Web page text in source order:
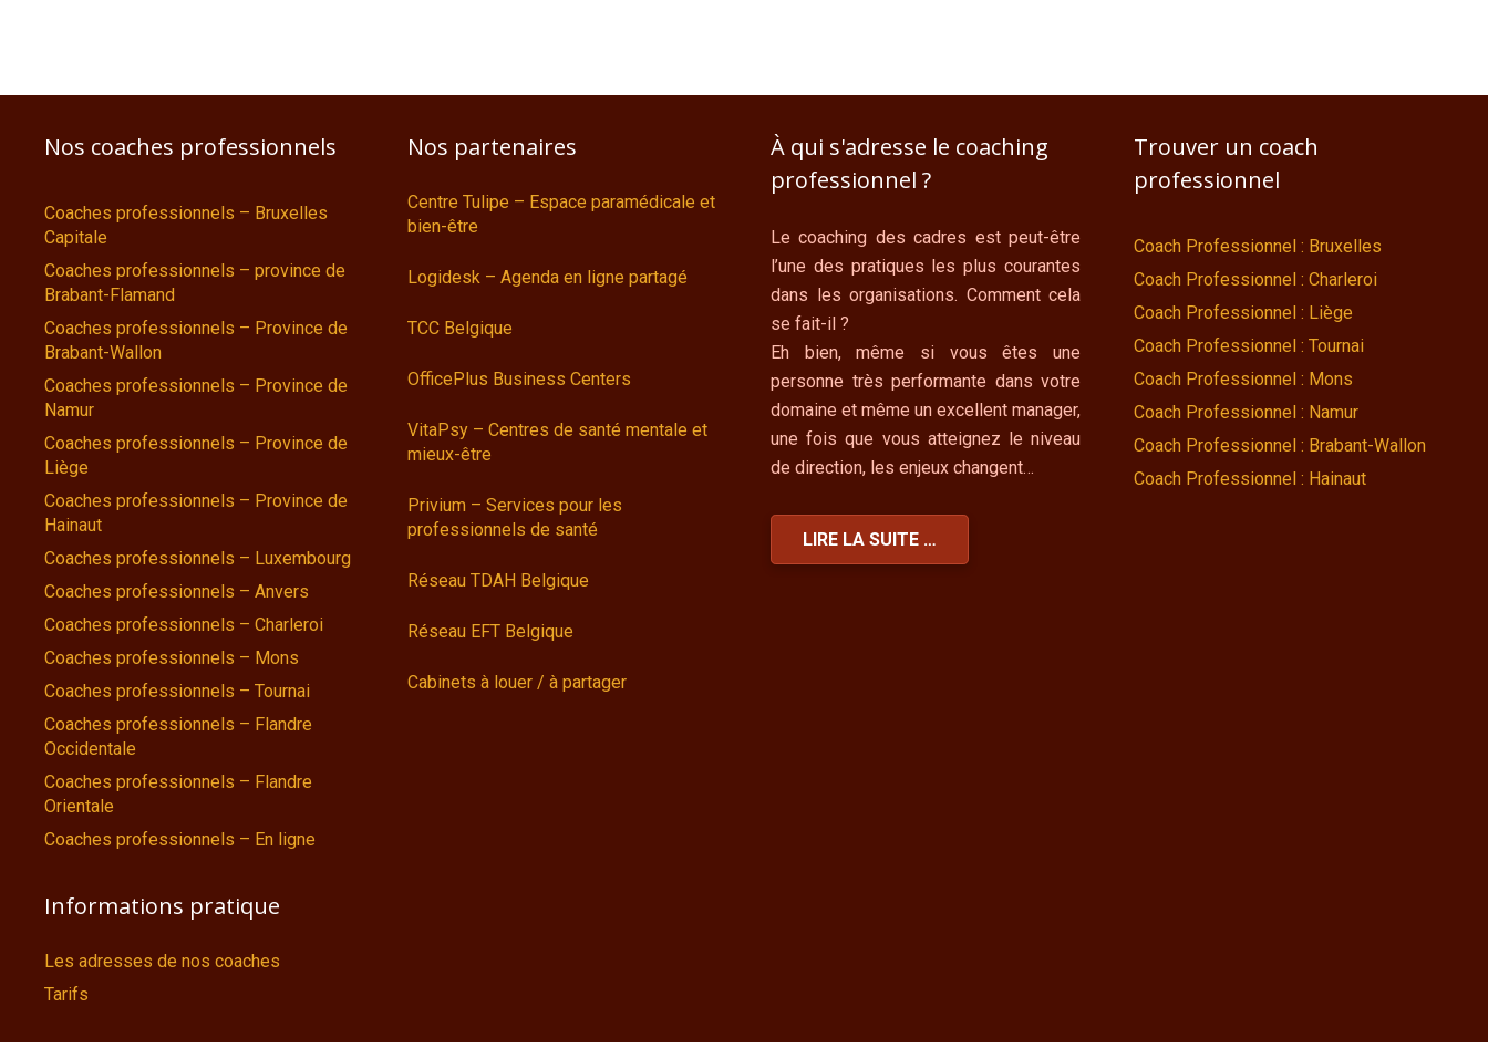
Nos coaches professionnels
Coaches professionnels – Bruxelles
Capitale
Coaches professionnels – province de
Brabant-Flamand
Coaches professionnels – Province de
Brabant-Wallon
Coaches professionnels – Province de
Namur
Coaches professionnels – Province de
Liège
Coaches professionnels – Province de
Hainaut
Coaches professionnels – Luxembourg
Coaches professionnels – Anvers
Coaches professionnels – Charleroi
Coaches professionnels – Mons
Coaches professionnels – Tournai
Coaches professionnels – Flandre
Occidentale
Coaches professionnels – Flandre
Orientale
Coaches professionnels – En ligne
Informations pratique
Les adresses de nos coaches
Tarifs
Nos partenaires
Centre Tulipe – Espace paramédicale et
bien-être
Logidesk – Agenda en ligne partagé
TCC Belgique
OfficePlus Business Centers
VitaPsy – Centres de santé mentale et
mieux-être
Privium – Services pour les
professionnels de santé
Réseau TDAH Belgique
Réseau EFT Belgique
Cabinets à louer / à partager
À qui s'adresse le coaching
professionnel ?
Le coaching des cadres est peut-être
l’une des pratiques les plus courantes
dans les organisations. Comment cela
se fait-il ?
Eh bien, même si vous êtes une
personne très performante dans votre
domaine et même un excellent manager,
une fois que vous atteignez le niveau
de direction, les enjeux changent…
LIRE LA SUITE …
Trouver un coach
professionnel
Coach Professionnel : Bruxelles
Coach Professionnel : Charleroi
Coach Professionnel : Liège
Coach Professionnel : Tournai
Coach Professionnel : Mons
Coach Professionnel : Namur
Coach Professionnel : Brabant-Wallon
Coach Professionnel : Hainaut